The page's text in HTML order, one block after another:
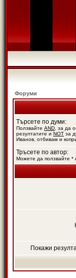
Форуми
Търсете по думи:
Ползвайте AND , за да
резултатите и NOT за
Иванов, отбивам и
Тръсете по автор:
Можете да ползвайте *
Покажи